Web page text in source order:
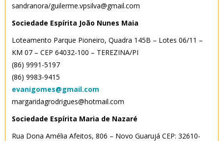
sandranora/guilerme.vpsilva@gmail.com
Sociedade Espírita João Nunes Maia
Loteamento Parque Pioneiro, Quadra 145B – Lotes 06/11 –
KM 07 – CEP 64032-100 – TEREZINA/PI
(86) 9991-5197
(86) 9983-9415
evanigomes@gmail.com
margaridagrodrigues@hotmail.com
Sociedade Espírita Maria de Nazaré
Rua Dona Amélia Afeitos, 806 – Novo Guarujá CEP: 32610-